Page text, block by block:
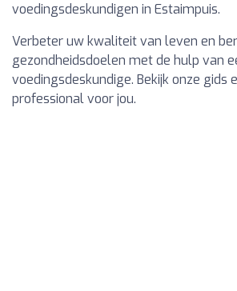
voedingsdeskundigen in Estaimpuis.
Verbeter uw kwaliteit van leven en
gezondheidsdoelen met de hulp van
voedingsdeskundige. Bekijk onze gids
professional voor jou.